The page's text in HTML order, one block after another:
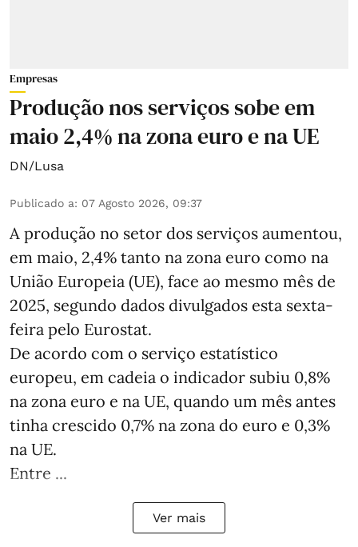
Empresas
Produção nos serviços sobe em
maio 2,4% na zona euro e na UE
DN/Lusa
Publicado a: 07 Agosto 2026, 09:37
A produção no setor dos serviços aumentou,
em maio, 2,4% tanto na zona euro como na
União Europeia (UE), face ao mesmo mês de
2025, segundo dados divulgados esta sexta-
feira pelo Eurostat.
De acordo com o serviço estatístico
europeu, em cadeia o indicador subiu 0,8%
na zona euro e na UE, quando um mês antes
tinha crescido 0,7% na zona do euro e 0,3%
na UE.
Entre ...
Ver mais